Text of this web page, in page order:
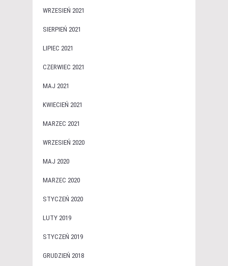
WRZESIEŃ 2021
SIERPIEŃ 2021
LIPIEC 2021
CZERWIEC 2021
MAJ 2021
KWIECIEŃ 2021
MARZEC 2021
WRZESIEŃ 2020
MAJ 2020
MARZEC 2020
STYCZEŃ 2020
LUTY 2019
STYCZEŃ 2019
GRUDZIEŃ 2018